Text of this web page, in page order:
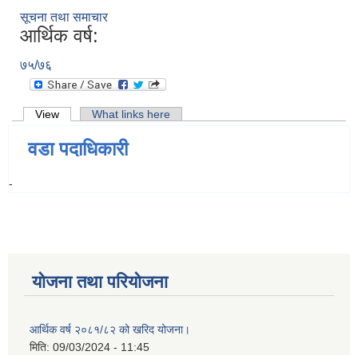
सूचना तथा समाचार
आर्थिक वर्ष:
७५/७६
Primary tabs
View (active tab)What links here
वडा पदाधिकारी
-
योजना तथा परियोजना
आर्थिक वर्ष २०८१/८२ को खरिद योजना।
मिति: 09/03/2024 - 11:45